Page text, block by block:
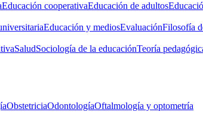
Educación cooperativaEducación de adultos
Educación y mediosEvaluaciónFilosofía
SaludSociología de la educaciónTeoría
ObstetriciaOdontologíaOftalmología y optometría